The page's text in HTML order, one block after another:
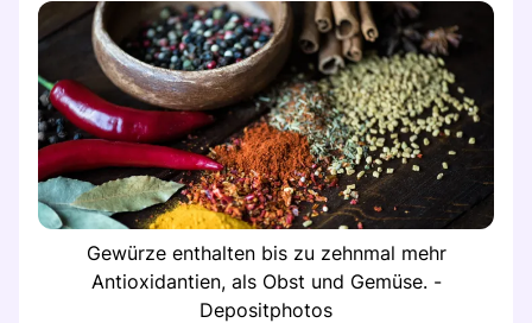
Gewürze enthalten bis zu zehnmal mehr
Antioxidantien, als Obst und Gemüse. -
Depositphotos